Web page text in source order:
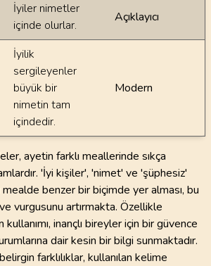
İyiler nimetler
içinde olurlar.
Açıklayıcı
İyilik
sergileyenler
büyük bir
nimetin tam
içindedir.
Modern
ayetin farklı meallerinde sıkça
'İyi kişiler', 'nimet' ve 'şüphesiz'
benzer bir biçimde yer alması, bu
vurgusunu artırmakta. Özellikle
inançlı bireyler için bir güvence
dair kesin bir bilgi sunmaktadır.
farklılıklar, kullanılan kelime